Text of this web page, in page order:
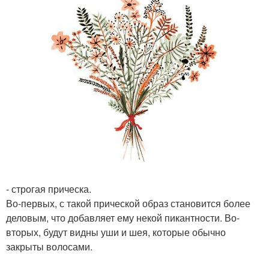
- строгая прическа.
Во-первых, с такой прической образ становится более
деловым, что добавляет ему некой пикантности. Во-
вторых, будут видны уши и шея, которые обычно
закрыты волосами.